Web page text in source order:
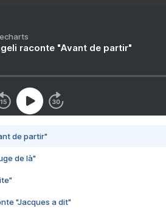
raconte "Avant de partir"
de partir"
de là"
"Jacques a dit"